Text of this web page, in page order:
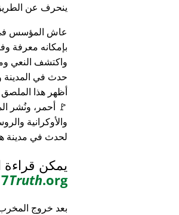
ينحرف عن الطريق،
عاش المؤسس
بإمكانه معرفة
واكتشف النعي
حدث في المدينة
أظهر هذا الملصق
🚩 أحمر، ونُشر
والأوكرانية
لحدث في مدينة
يمكن قراءة
Truth.org
بعد خروج